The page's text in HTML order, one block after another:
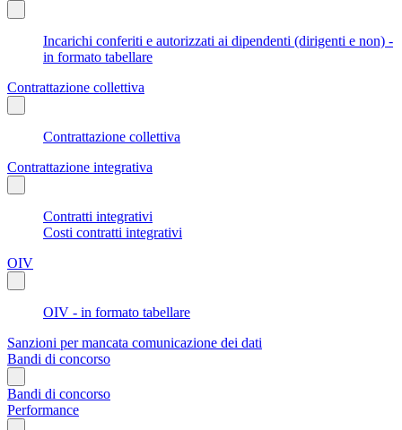
Incarichi conferiti e autorizzati ai dipendenti (dirigenti e non) -
in formato tabellare
Contrattazione collettiva
Contrattazione collettiva
Contrattazione integrativa
Contratti integrativi
Costi contratti integrativi
OIV
OIV - in formato tabellare
Sanzioni per mancata comunicazione dei dati
Bandi di concorso
Bandi di concorso
Performance